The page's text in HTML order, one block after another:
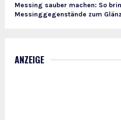
Messing sauber machen: So
Messinggegenstände zum
ANZEIGE